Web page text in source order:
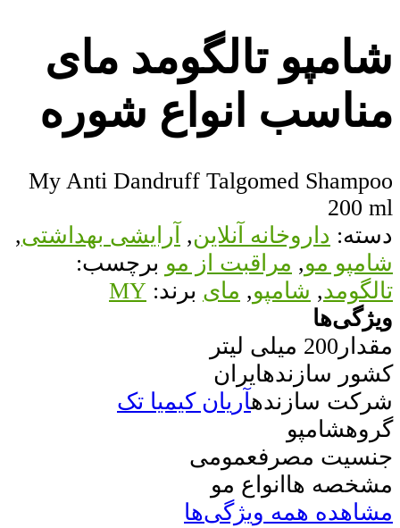
شامپو تالگومد مای
مناسب انواع شوره
My Anti Dandruff Talgomed Shampoo
200 ml
دسته: داروخانه آنلاین, آرایشی بهداشتی,
شامپو مو, مراقبت از مو برچسب:
تالگومد, شامپو, مای برند: MY
ویژگی‌ها
مقدار 200 میلی لیتر
کشور سازندهایران
شرکت سازندهآریان کیمیا تک
گروهشامپو
جنسیت مصرفعمومی
مشخصه ها انواع مو
مشاهده همه ویژگی‌ها